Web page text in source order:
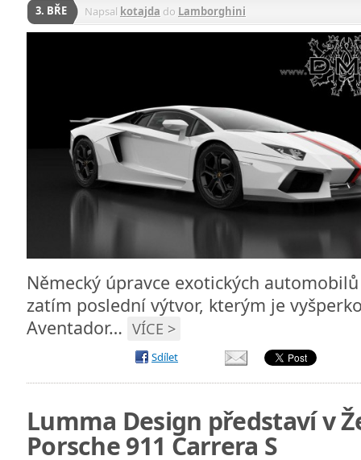
3. BŘE Napsal kotajda do Lamborghini
Německý úpravce exotických
zatím poslední výtvor, kterým je
Aventador… VÍCE >
Sdílet
Lumma Design představí v
Porsche 911 Carrera S